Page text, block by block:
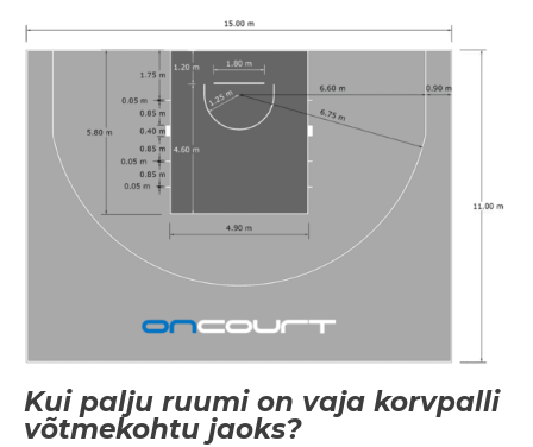
Kui palju ruumi on vaja korvpalli
võtmekohtu jaoks?